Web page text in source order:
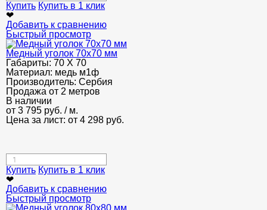
Купить Купить в 1 клик
❤
Добавить к сравнению
Быстрый просмотр
Медный уголок 70х70 мм
Габариты: 70 Х 70
Материал: медь м1ф
Производитель: Сербия
Продажа от 2 метров
В наличии
от 3 795 руб. / м.
Цена за лист: от 4 298 руб.
Купить Купить в 1 клик
❤
Добавить к сравнению
Быстрый просмотр